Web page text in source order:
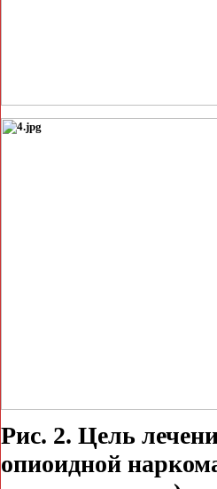
Рис. 2. Цель
опиоидной